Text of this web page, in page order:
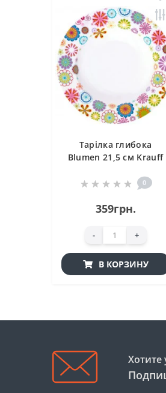
Тарілка глибока
Blumen 21,5 см Krauff
0
359грн.
- +
В КОРЗИНУ
Хотите